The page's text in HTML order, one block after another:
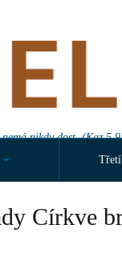
nikdy dost. (Kaz
Církve